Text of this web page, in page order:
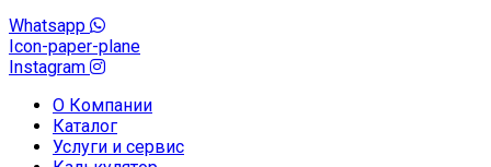
Whatsapp
Icon-paper-plane
Instagram
О Компании
Каталог
Услуги и сервис